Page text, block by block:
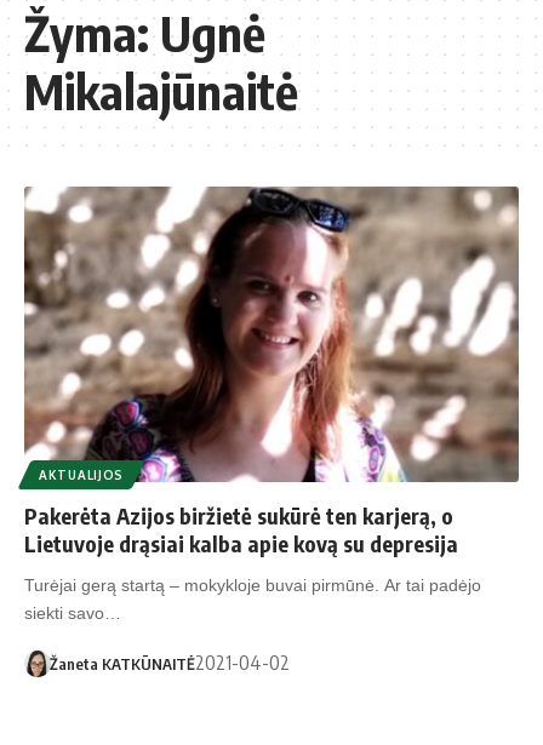
Žyma:Ugnė
Mikalajūnaitė
AKTUALIJOS
Pakerėta Azijos biržietė sukūrė ten karjerą, o
Lietuvoje drąsiai kalba apie kovą su depresija
Turėjai gerą startą – mokykloje buvai pirmūnė. Ar tai padėjo
siekti savo…
Žaneta KATKŪNAITĖ2021-04-02